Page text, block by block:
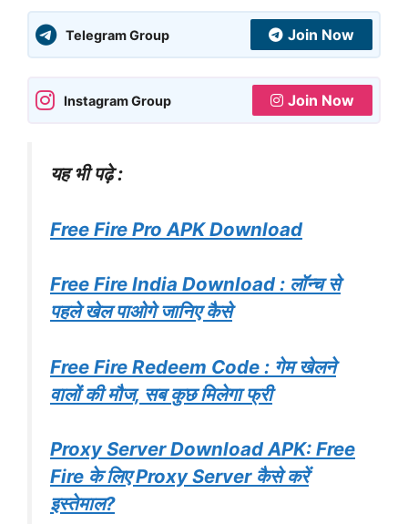
Telegram Group Join Now
Instagram Group Join Now
यह भी पढ़े :
Free Fire Pro APK Download
Free Fire India Download : लॉन्च से
पहले खेल पाओगे जानिए कैसे
Free Fire Redeem Code : गेम खेलने
वालों की मौज, सब कुछ मिलेगा फ्री
Proxy Server Download APK: Free
Fire के लिए Proxy Server कैसे करें
इस्तेमाल?